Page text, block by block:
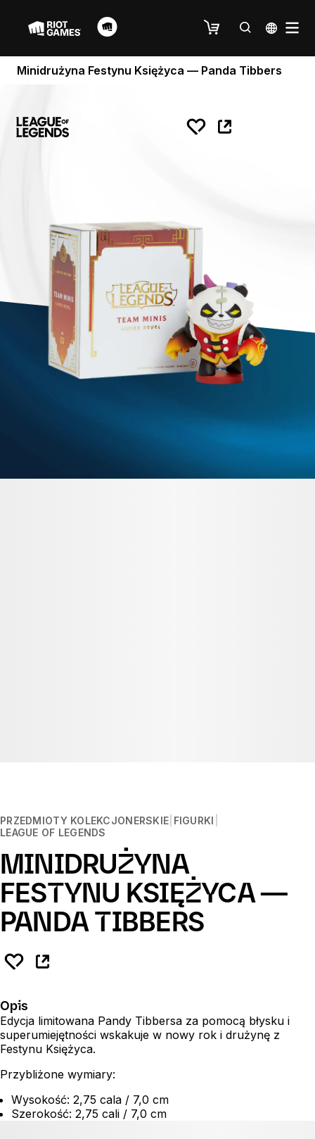
Minidrużyna Festynu Księżyca — Panda Tibbers
PRZEDMIOTY KOLEKCJONERSKIE FIGURKI
LEAGUE OF LEGENDS
MINIDRUŻYNA
FESTYNU KSIĘŻYCA —
PANDA TIBBERS
Opis
Edycja limitowana Pandy Tibbersa za pomocą błysku i
superumiejętności wskakuje w nowy rok i drużynę z
Festynu Księżyca.
Przybliżone wymiary:
Wysokość: 2,75 cala / 7,0 cm
Szerokość: 2,75 cali / 7,0 cm